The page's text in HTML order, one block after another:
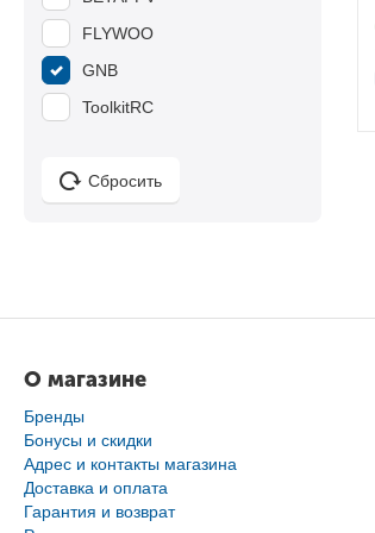
FLYWOO
GNB
ToolkitRC
Сбросить
О магазине
Бренды
Бонусы и скидки
Адрес и контакты магазина
Доставка и оплата
Гарантия и возврат